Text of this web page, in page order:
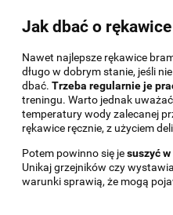
Jak dbać o
Nawet najlepsze rękawice
długo w dobrym stanie, jeśli
dbać. Trzeba regularnie je
treningu. Warto jednak
temperatury wody zalecanej
rękawice ręcznie, z użyciem
Potem powinno się jesuszyć
Unikaj grzejników czy
warunki sprawią, że mogą